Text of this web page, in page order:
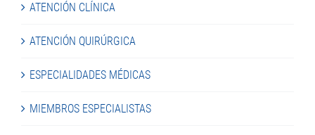
ATENCIÓN CLÍNICA
ATENCIÓN QUIRÚRGICA
ESPECIALIDADES MÉDICAS
MIEMBROS ESPECIALISTAS